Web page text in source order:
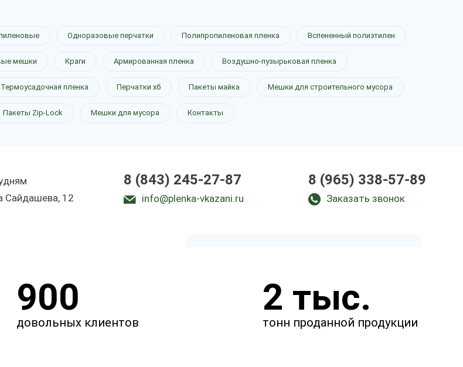
Одноразовые перчатки Полипропиленовая пленка Вспененный полиэтилен
мешки Краги Армированная пленка Воздушно-пузырьковая пленка
Термоусадочная пленка Перчатки хб Пакеты майка Мешки для строительного мусора
Пакеты Zip-Lock Мешки для мусора Контакты
Сайдашева, 12
8 (843) 245-27-87
info@plenka-vkazani.ru
8 (965) 338-57-89
Заказать звонок
и через несколько минут наш
менеджер свяжется с вами.
900
довольных клиентов
2 тыс.
тонн проданной продукции